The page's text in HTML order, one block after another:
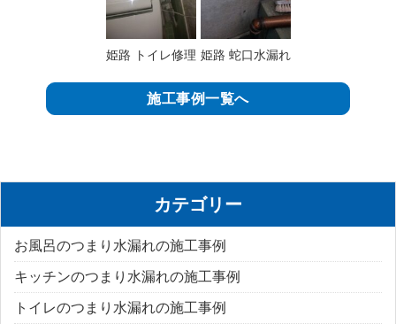
姫路 トイレ修理 姫路 蛇口水漏れ
施工事例一覧へ
カテゴリー
お風呂のつまり水漏れの施工事例
キッチンのつまり水漏れの施工事例
トイレのつまり水漏れの施工事例